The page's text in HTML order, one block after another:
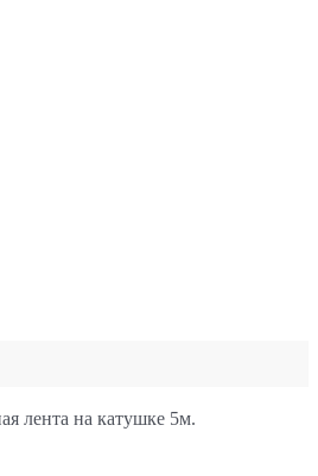
лента на катушке 5м.